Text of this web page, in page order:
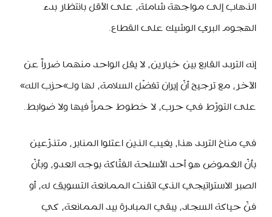
الذهاب إلى مواجهة شاملة، على الأقل بانتظار بدء
الهجوم البري الوشيك على القطاع.
إنه التردد القابع بين خيارين، لا يقل الواحد منهما ضرراً عن
الآخر، مع ترجيح أنّ إيران تفضّل السلامة، لها ولـ»حزب الله»
على التورّط في حرب، لا خطوط حمراً فيها ولا ضوابط.
في مناخ التردد هذا، يغيب الذين اعتلوا المنابر، متذرّعين
بأنّ الغموض هو أحد الأسلحة الفتّاكة بوجه العدو، وبأنّ
الصبر الاستراتيجي الذي اتقنت الممانعة التسويق له، أو
فنّ حياكة السجاد، يبقي المبادرة بيد الممانعة، كي